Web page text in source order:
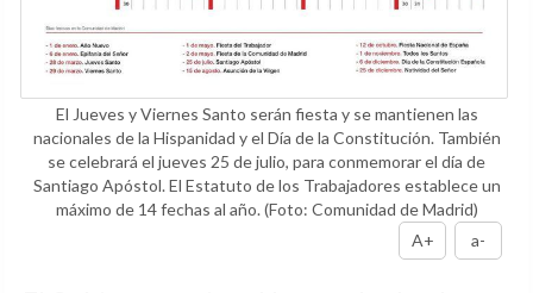
El Jueves y Viernes Santo serán fiesta y se mantienen las
nacionales de la Hispanidad y el Día de la Constitución. También
se celebrará el jueves 25 de julio, para conmemorar el día de
Santiago Apóstol. El Estatuto de los Trabajadores establece un
máximo de 14 fechas al año.(Foto: Comunidad de Madrid)
A+
a-